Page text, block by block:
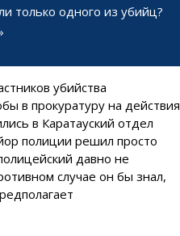
только одного из убийц?
убийства
в прокуратуру на действия
в Каратауский отдел
полиции решил просто
давно не
случае он бы знал,